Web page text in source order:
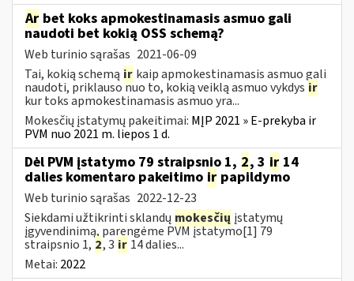
Ar bet koks apmokestinamasis asmuo gali
naudoti bet kokią OSS schemą?
Web turinio sąrašas 2021-06-09
Tai, kokią schemą ir kaip apmokestinamasis asmuo gali
naudoti, priklauso nuo to, kokią veiklą asmuo vykdys ir
kur toks apmokestinamasis asmuo yra...
Mokesčių įstatymų pakeitimai: MĮP 2021 » E-prekyba ir
PVM nuo 2021 m. liepos 1 d.
Dėl PVM įstatymo 79 straipsnio 1, 2, 3 ir 14
dalies komentaro pakeitimo ir papildymo
Web turinio sąrašas 2022-12-23
Siekdami užtikrinti sklandų mokesčių įstatymų
įgyvendinimą, parengėme PVM įstatymo[1] 79
straipsnio 1, 2, 3 ir 14 dalies...
Metai: 2022